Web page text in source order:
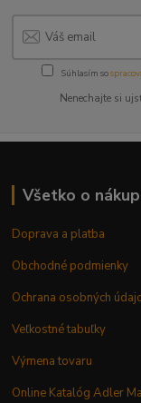
Súhlasím so
Nenechajte si
Všetko o
Doprava a platba
Obchodné podmienky
Ochrana osobných
Veľkostné tabuľky
Výmena tovaru
Online Katalóg Adler